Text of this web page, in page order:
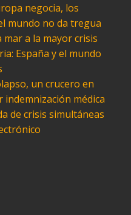
negocia, los
mundo no da tregua
a la mayor crisis
España y el mundo
un crucero en
médica
de crisis simultáneas